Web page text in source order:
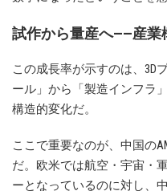
試作から量産へ——産業
この成長率が示すのは、3D
ール」から「製造インフラ
構造的変化だ。
ここで重要なのが、中国の
だ。欧米では航空・宇宙・
ーとなっているのに対し、